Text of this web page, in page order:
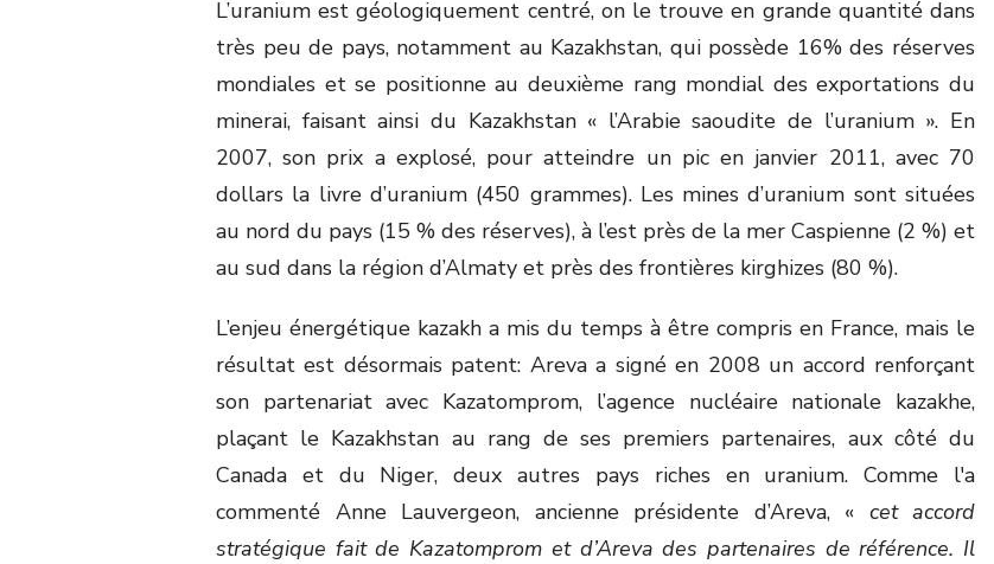
L’uranium est géologiquement centré, on le trouve en grande quantité dans
très peu de pays, notamment au Kazakhstan, qui possède 16% des réserves
mondiales et se positionne au deuxième rang mondial des exportations du
minerai, faisant ainsi du Kazakhstan « l’Arabie saoudite de l’uranium ». En
2007, son prix a explosé, pour atteindre un pic en janvier 2011, avec 70
dollars la livre d’uranium (450 grammes). Les mines d’uranium sont situées
au nord du pays (15 % des réserves), à l’est près de la mer Caspienne (2 %) et
au sud dans la région d’Almaty et près des frontières kirghizes (80 %).
L’enjeu énergétique kazakh a mis du temps à être compris en France, mais le
résultat est désormais patent: Areva a signé en 2008 un accord renforçant
son partenariat avec Kazatomprom, l’agence nucléaire nationale kazakhe,
plaçant le Kazakhstan au rang de ses premiers partenaires, aux côté du
Canada et du Niger, deux autres pays riches en uranium. Comme l'a
commenté Anne Lauvergeon, ancienne présidente d’Areva, « cet accord
stratégique fait de Kazatomprom et d’Areva des partenaires de référence. Il